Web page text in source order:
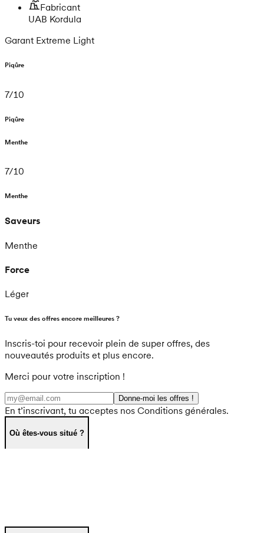
Fabricant
UAB Kordula
Garant Extreme Light
Piqûre
7/10
Piqûre
Menthe
7/10
Menthe
Saveurs
Menthe
Force
Léger
Tu veux des offres encore meilleures ?
Inscris-toi pour recevoir plein de super offres, des
nouveautés produits et plus encore.
Merci pour votre inscription !
Donne-moi les offres !
En t’inscrivant, tu acceptes nos Conditions générales.
Où êtes-vous situé ?